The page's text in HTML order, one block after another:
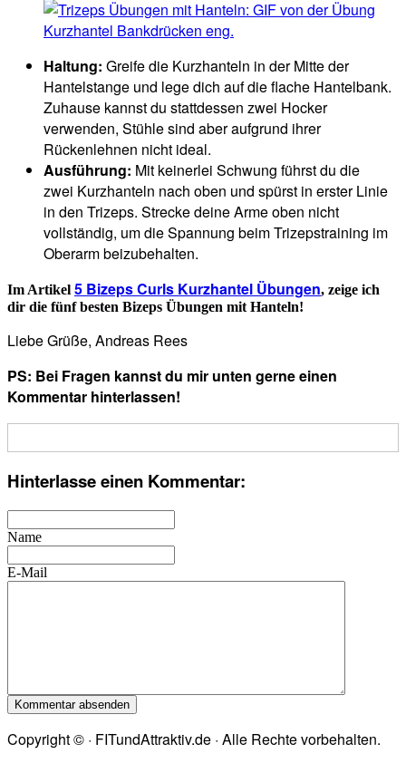
Haltung: Greife die Kurzhanteln in der Mitte der
Hantelstange und lege dich auf die flache Hantelbank.
Zuhause kannst du stattdessen zwei Hocker
verwenden, Stühle sind aber aufgrund ihrer
Rückenlehnen nicht ideal.
Ausführung: Mit keinerlei Schwung führst du die
zwei Kurzhanteln nach oben und spürst in erster Linie
in den Trizeps. Strecke deine Arme oben nicht
vollständig, um die Spannung beim Trizepstraining im
Oberarm beizubehalten.
Im Artikel 5 Bizeps Curls Kurzhantel Übungen, zeige ich
dir die fünf besten Bizeps Übungen mit Hanteln!
Liebe Grüße, Andreas Rees
PS: Bei Fragen kannst du mir unten gerne einen
Kommentar hinterlassen!
Hinterlasse einen Kommentar:
Name
E-Mail
Copyright © · FITundAttraktiv.de · Alle Rechte vorbehalten.